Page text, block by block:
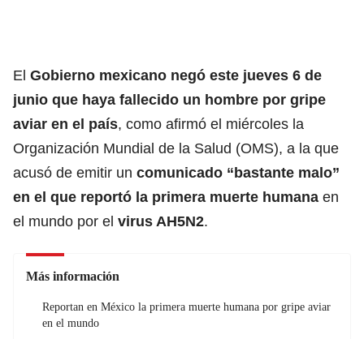
El Gobierno mexicano negó este jueves 6 de
junio que haya fallecido un hombre por gripe
aviar en el país, como afirmó el miércoles la
Organización Mundial de la Salud (OMS), a la que
acusó de emitir un comunicado “bastante malo”
en el que reportó la primera muerte humana en
el mundo por el virus AH5N2.
Más información
Reportan en México la primera muerte humana por gripe aviar
en el mundo